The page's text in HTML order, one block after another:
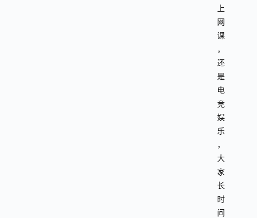
上
网
课
，
还
是
电
竞
娱
乐
，
大
家
长
时
间